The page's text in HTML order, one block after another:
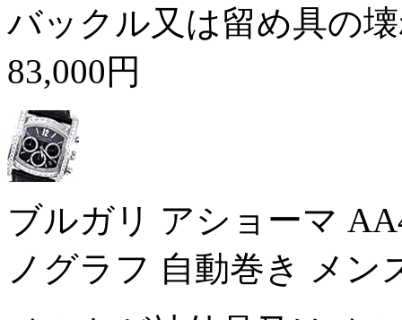
バックル又は留め具の
83,000円
ブルガリ アショーマ
ノグラフ 自動巻き メン